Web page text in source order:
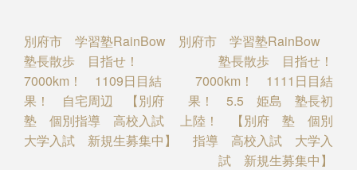
Post
navigation
別府市 学習塾RainBow
塾長散歩 目指せ！
7000km！ 1109日目結
果！ 自宅周辺 【別府
塾 個別指導 高校入試
大学入試 新規生募集中】
別府市 学習塾RainBow
塾長散歩 目指せ！
7000km！ 1111日目結
果！ 5.5 姫島 塾長初
上陸！ 【別府 塾 個別
指導 高校入試 大学入
試 新規生募集中】